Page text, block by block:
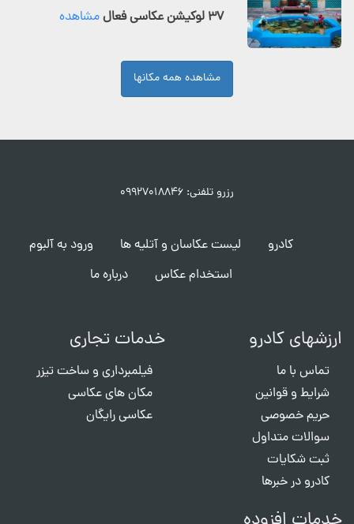
۳۷ لوکیشن عکاسی فعال مشاهده
مشاهده همه مکانها
رزرو تلفنی: ۰۹۹۲۷۰۱۸۸۴۶
کادرو لیست عکاسان و آتلیه ها
ورود به آلبوم
استخدام عکاس
درباره ما
ارزشهای کادرو
تماس با ما
شرایط و قوانین
حریم خصوصی
سوالات متداول
ثبت شکایات
کادرو در خبرها
خدمات تجاری
فیلمبرداری و ساخت تیزر
مکان های عکاسی
عکاسی رایگان